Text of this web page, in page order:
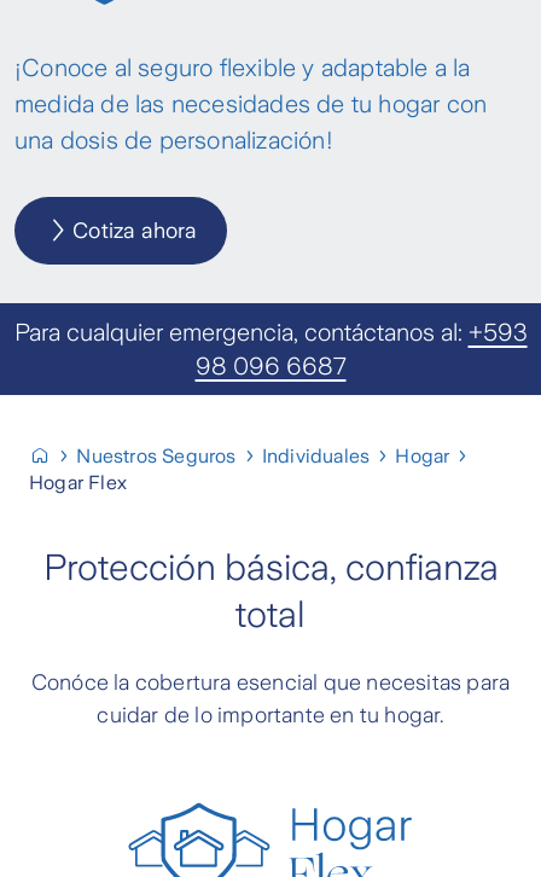
¡Conoce al seguro flexible y adaptable a la
medida de las necesidades de tu hogar con
una dosis de personalización!
Cotiza ahora
Para cualquier emergencia, contáctanos al: +593
98 096 6687
Nuestros Seguros Individuales
Hogar
Hogar Flex
Protección básica, confianza
total
Conóce la cobertura esencial que necesitas para
cuidar de lo importante en tu hogar.
aparatos mecánicos se han dañado debido
avería o fallo mecánico, están cubiertos.
Accidentes personales: Cubrimos Muerte